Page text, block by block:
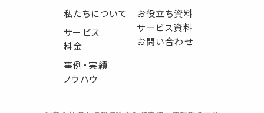
私たちについて
サービス
料金
事例・実績
ノウハウ
お役立ち資料
サービス資料
お問い合わせ